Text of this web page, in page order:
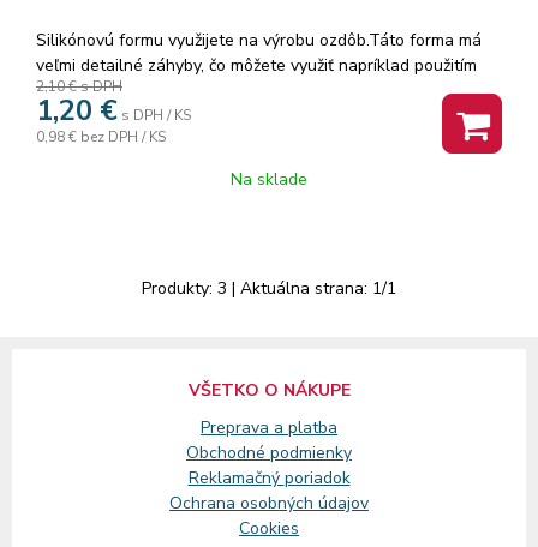
Silikónovú formu využijete na výrobu ozdôb.Táto forma má
veľmi detailné záhyby, čo môžete využiť napríklad použitím
Gesso pasty, Heavy body gélu, modelovaciej pasty,
samotvrdnúcej hmoty, slonovinovej živice a dosiahnete tak
nádherný vzor, ktorý je ohybný a môžete ním dekorovať aj
2,10 €s DPH
1,20 € s DPH / KS
0,98 € bez DPH / KS
Na sklade
Produkty: 3 | Aktuálna strana: 1/1
VŠETKO O NÁKUPE
Preprava a platba
Obchodné podmienky
Reklamačný poriadok
Ochrana osobných údajov
Cookies